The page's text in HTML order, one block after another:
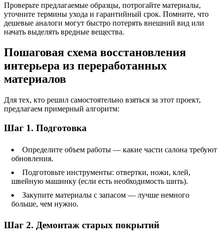
Проверьте предлагаемые образцы, потрогайте материалы,
уточните термины ухода и гарантийный срок. Помните, что
дешевые аналоги могут быстро потерять внешний вид или
начать выделять вредные вещества.
Пошаговая схема восстановления
интерьера из переработанных
материалов
Для тех, кто решил самостоятельно взяться за этот проект,
предлагаем примерный алгоритм:
Шаг 1. Подготовка
Определите объем работы — какие части салона требуют
обновления.
Подготовьте инструменты: отвертки, ножи, клей,
швейную машинку (если есть необходимость шить).
Закупите материалы с запасом — лучше немного
больше, чем нужно.
Шаг 2. Демонтаж старых покрытий